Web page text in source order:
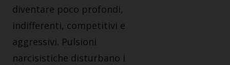
diventare poco profondi,
indifferenti, competitivi e
aggressivi. Pulsioni
narcisistiche disturbano i